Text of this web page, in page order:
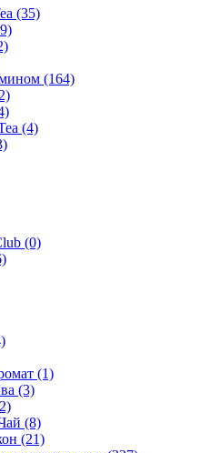
(35)
(164)
(4)
(0)
(1)
(3)
(8)
(21)